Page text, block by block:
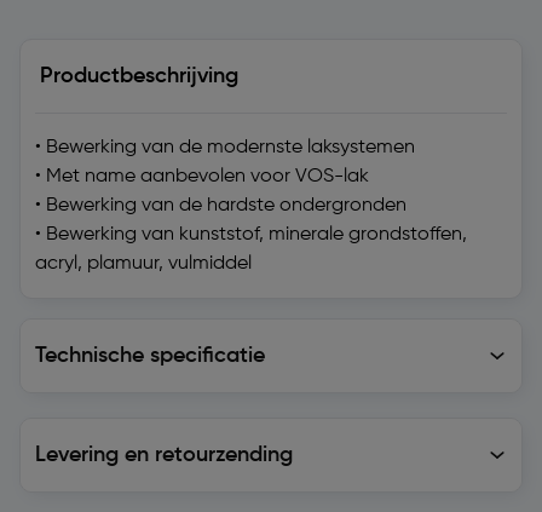
Productbeschrijving
• Bewerking van de modernste laksystemen
• Met name aanbevolen voor VOS-lak
• Bewerking van de hardste ondergronden
• Bewerking van kunststof, minerale grondstoffen,
acryl, plamuur, vulmiddel
Technische specificatie
Levering en retourzending